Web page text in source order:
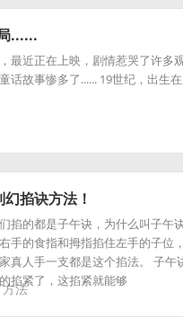
......
最近正在上映，剧情惹哭了许多
话故事惨多了...... 19世纪，出生
掐诀方法！
掐的都是子午诀，为什么叫子午
手的食指和拇指掐住左手的子位
真人手一支都是这个掐法。 子午
掐紧了，这掐紧就能够
方法